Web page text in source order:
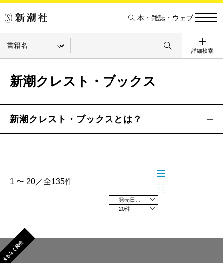
本・雑誌・ウェブ
詳細検索
新潮クレスト・ブックス
新潮クレスト・ブックスとは？
1 〜 20／全135件
20件
まもなく発売